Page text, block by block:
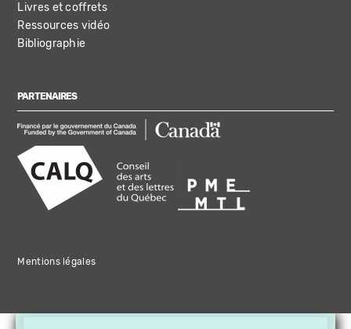
Livres et coffrets
Ressources vidéo
Bibliographie
PARTENAIRES
Mentions légales